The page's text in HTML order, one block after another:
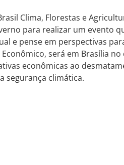
Clima, Florestas e
para realizar um evento
e pense em perspectivas
será em Brasília
econômicas ao
segurança climática.